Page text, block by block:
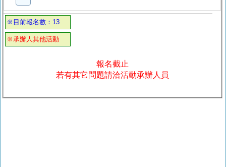
※目前報名數：13
※承辦人其他活動
報名截止
若有其它問題請洽活動承辦人員